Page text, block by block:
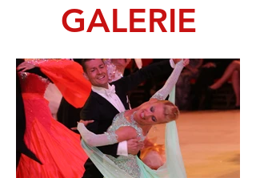
GALERIE